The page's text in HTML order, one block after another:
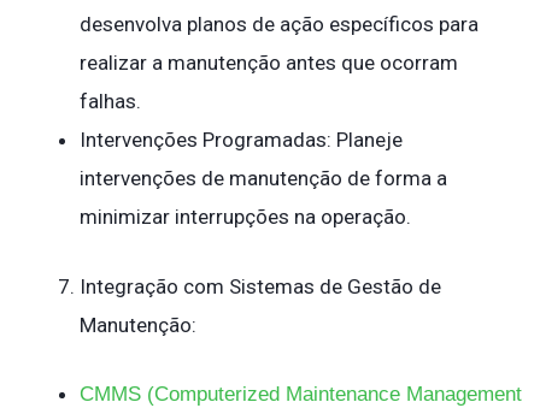
desenvolva planos de ação específicos para
realizar a manutenção antes que ocorram
falhas.
Intervenções Programadas: Planeje
intervenções de manutenção de forma a
minimizar interrupções na operação.
Integração com Sistemas de Gestão de
Manutenção:
CMMS (Computerized Maintenance Management